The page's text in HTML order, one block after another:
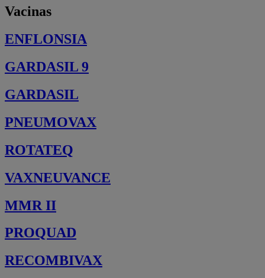
Vacinas
ENFLONSIA
GARDASIL 9
GARDASIL
PNEUMOVAX
ROTATEQ
VAXNEUVANCE
MMR II
PROQUAD
RECOMBIVAX